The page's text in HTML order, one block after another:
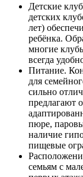
Детские
детских
лет)
ребёнка.
многие
всегда
Питание.
для
сильно
предлагают
пюре,
наличие
пищевые
семьям с